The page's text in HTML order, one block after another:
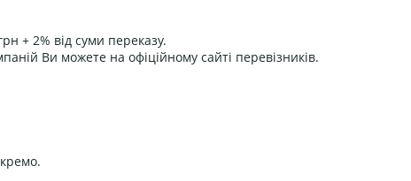
+ 2% від суми переказу.
Ви можете на офіційному сайті перевізників.